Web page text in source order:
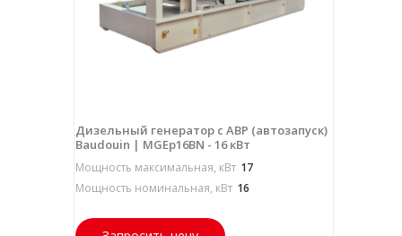
Дизельный генератор с АВР (автозапуск)
Baudouin | MGEp16BN - 16 кВт
Мощность максимальная, кВт 17
Мощность номинальная, кВт 16